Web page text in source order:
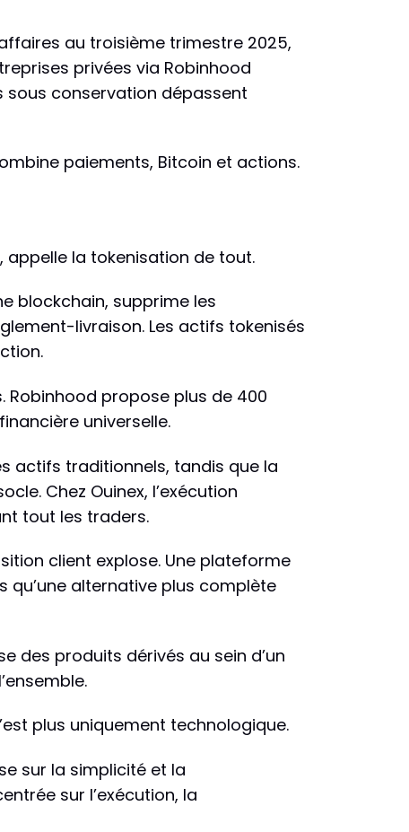
au troisième trimestre 2025,
privées via Robinhood
sous conservation dépassent
paiements, Bitcoin et actions.
appelle la tokenisation de tout.
blockchain, supprime les
livraison. Les actifs tokenisés
Robinhood propose plus de 400
universelle.
actifs traditionnels, tandis que la
Chez Ouinex, l’exécution
tout les traders.
client explose. Une plateforme
alternative plus complète
des produits dérivés au sein d’un
plus uniquement technologique.
sur la simplicité et la
sur l’exécution, la